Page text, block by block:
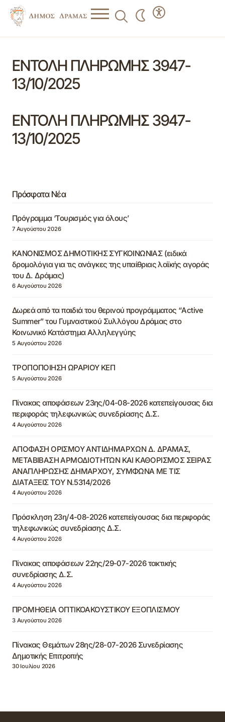
ΕΝΤΟΛΗ ΠΛΗΡΩΜΗΣ 3947-
13/10/2025
ΕΝΤΟΛΗ ΠΛΗΡΩΜΗΣ 3947-
13/10/2025
Πρόσφατα Νέα
Πρόγραμμα ‘Τουρισμός για όλους’
7 Αυγούστου 2026
ΚΑΝΟΝΙΣΜΟΣ ΔΗΜΟΤΙΚΗΣ ΣΥΓΚΟΙΝΩΝΙΑΣ (ειδικά
δρομολόγια για τις ανάγκες της υπαίθριας λαϊκής αγοράς
του Δ. Δράμας)
6 Αυγούστου 2026
Δωρεά από τα παιδιά του θερινού προγράμματος “Active
Summer” του Γυμναστικού Συλλόγου Δράμας στο
Κοινωνικό Κατάστημα Αλληλεγγύης
5 Αυγούστου 2026
ΤΡΟΠΟΠΟΙΗΣΗ ΩΡΑΡΙΟΥ ΚΕΠ
5 Αυγούστου 2026
Πίνακας αποφάσεων 23ης/04-08-2026 κατεπείγουσας δια
περιφοράς τηλεφωνικώς συνεδρίασης Δ.Σ.
4 Αυγούστου 2026
ΑΠΟΦΑΣΗ ΟΡΙΣΜΟΥ ΑΝΤΙΔΗΜΑΡΧΩΝ Δ. ΔΡΑΜΑΣ,
ΜΕΤΑΒΙΒΑΣΗ ΑΡΜΟΔΙΟΤΗΤΩΝ ΚΑΙ ΚΑΘΟΡΙΣΜΟΣ ΣΕΙΡΑΣ
ΑΝΑΠΛΗΡΩΣΗΣ ΔΗΜΑΡΧΟΥ, ΣΥΜΦΩΝΑ ΜΕ ΤΙΣ
ΔΙΑΤΑΞΕΙΣ ΤΟΥ Ν.5314/2026
4 Αυγούστου 2026
Πρόσκληση 23η/4-08-2026 κατεπείγουσας δια περιφοράς
τηλεφωνικώς συνεδρίασης Δ.Σ.
4 Αυγούστου 2026
Πίνακας αποφάσεων 22ης/29-07-2026 τακτικής
συνεδρίασης Δ.Σ.
4 Αυγούστου 2026
ΠΡΟΜΗΘΕΙΑ ΟΠΤΙΚΟΑΚΟΥΣΤΙΚΟΥ ΕΞΟΠΛΙΣΜΟΥ
3 Αυγούστου 2026
Πίνακας Θεμάτων 28ης/28-07-2026 Συνεδρίασης
Δημοτικής Επιτροπής
30 Ιουλίου 2026